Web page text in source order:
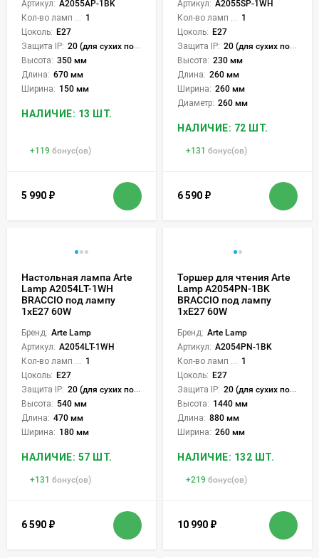
Артикул: A2055AP-1BK
1
Цоколь: E27
Защита IP: 20 (для сухих пом.)
Высота: 350 мм
Длина: 670 мм
Ширина: 150 мм
НАЛИЧИЕ: 13 ШТ.
+119 бонус(ов)
5 990 ₽
Артикул: A2055SP-1WH
1
Цоколь: E27
Защита IP: 20 (для сухих пом.)
Высота: 230 мм
Длина: 260 мм
Ширина: 260 мм
Диаметр: 260 мм
НАЛИЧИЕ: 72 ШТ.
+131 бонус(ов)
6 590 ₽
Настольная лампа Arte
Lamp A2054LT-1WH
BRACCIO под лампу
1xE27 60W
Бренд: Arte Lamp
Артикул: A2054LT-1WH
1
Цоколь: E27
Защита IP: 20 (для сухих пом.)
Высота: 540 мм
Длина: 470 мм
Ширина: 180 мм
НАЛИЧИЕ: 57 ШТ.
+131 бонус(ов)
6 590 ₽
Торшер для чтения Arte
Lamp A2054PN-1BK
BRACCIO под лампу
1xE27 60W
Бренд: Arte Lamp
Артикул: A2054PN-1BK
1
Цоколь: E27
Защита IP: 20 (для сухих пом.)
Высота: 1440 мм
Длина: 880 мм
Ширина: 260 мм
НАЛИЧИЕ: 132 ШТ.
+219 бонус(ов)
10 990 ₽